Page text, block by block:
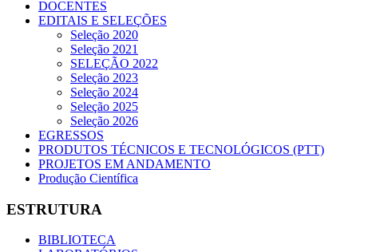
DOCENTES
EDITAIS E SELEÇÕES
Seleção 2020
Seleção 2021
SELEÇÃO 2022
Seleção 2023
Seleção 2024
Seleção 2025
Seleção 2026
EGRESSOS
PRODUTOS TÉCNICOS E TECNOLÓGICOS (PTT)
PROJETOS EM ANDAMENTO
Produção Científica
ESTRUTURA
BIBLIOTECA